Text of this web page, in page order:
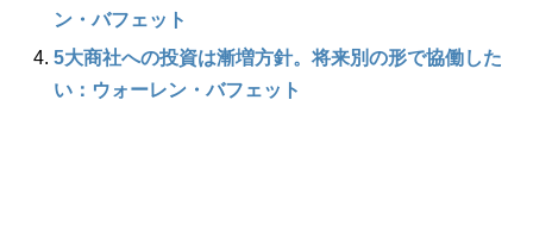
ン・バフェット
5大商社への投資は漸増方針。将来別の形で協働した
い：ウォーレン・バフェット